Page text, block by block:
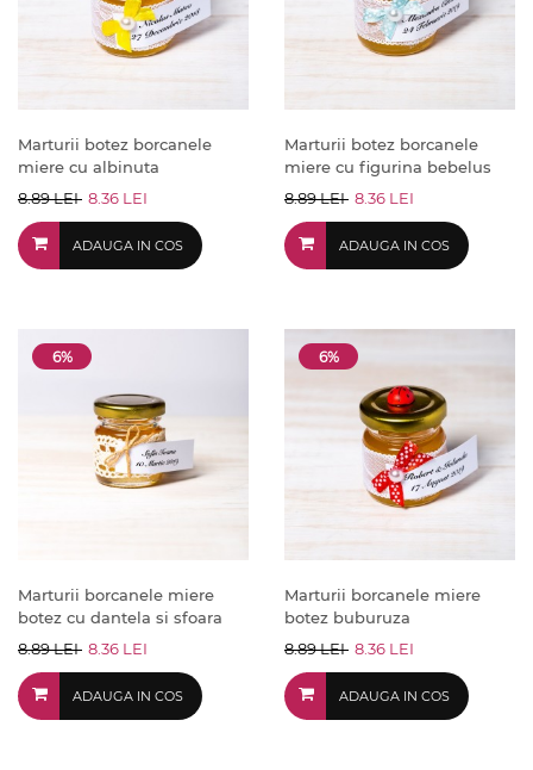
Marturii botez borcanele
miere cu albinuta
8.89 LEI 8.36 LEI
ADAUGA IN COS
Marturii botez borcanele
miere cu figurina bebelus
8.89 LEI 8.36 LEI
ADAUGA IN COS
6%
Marturii borcanele miere
botez cu dantela si sfoara
8.89 LEI 8.36 LEI
ADAUGA IN COS
6%
Marturii borcanele miere
botez buburuza
8.89 LEI 8.36 LEI
ADAUGA IN COS